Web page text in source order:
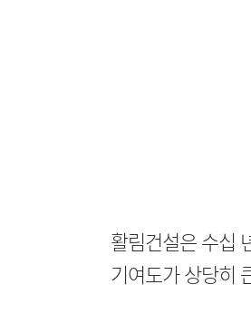
활림건설은 수십
기여도가 상당히